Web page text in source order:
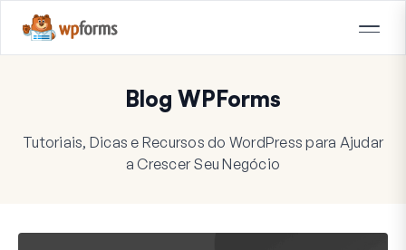
Blog WPForms
Tutoriais, Dicas e Recursos do WordPress para Ajudar
a Crescer Seu Negócio